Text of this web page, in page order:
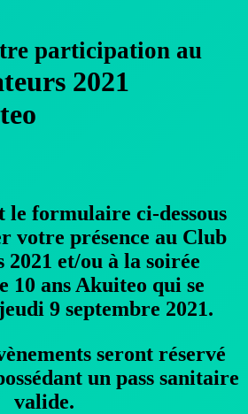
participation au
2021
le formulaire ci-dessous
votre présence au Club
2021 et/ou à la soirée
10 ans Akuiteo qui se
9 septembre 2021.
seront réservé
un pass sanitaire
valide.